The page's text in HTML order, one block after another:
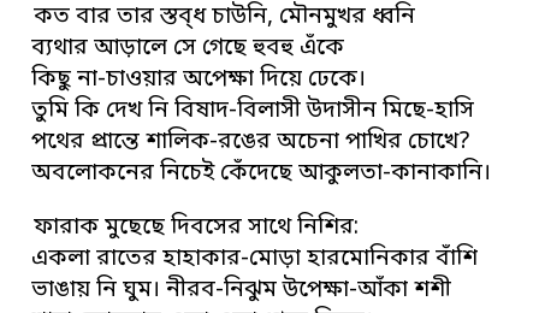
কত বার তার স্তব্ধ চাউনি, মৌনমুখর ধ্বনি
ব্যথার আড়ালে সে গেছে হুবহু এঁকে
কিছু না-চাওয়ার অপেক্ষা দিয়ে ঢেকে।
তুমি কি দেখ নি বিষাদ-বিলাসী উদাসীন মিছে-হাসি
পথের প্রান্তে শালিক-রঙের অচেনা পাখির চোখে?
অবলোকনের নিচেই কেঁদেছে আকুলতা-কানাকানি।
ফারাক মুছেছে দিবসের সাথে নিশির:
একলা রাতের হাহাকার-মোড়া হারমোনিকার বাঁশি
ভাঙায় নি ঘুম। নীরব-নিঝুম উপেক্ষা-আঁকা শশী